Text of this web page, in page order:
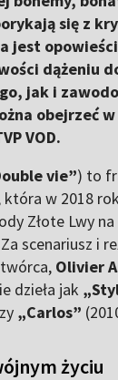
się z
jest
dążeniu
jak i
obejrzeć
VOD.
vie”) to
w 2018
Złote Lwy
scenariusz i
Olivier
dzieła jak
„Carlos”
życiu